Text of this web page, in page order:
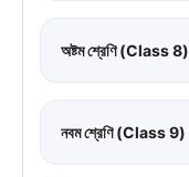
অষ্টম শ্রেণি (Class 8)
নবম শ্রেণি (Class 9)